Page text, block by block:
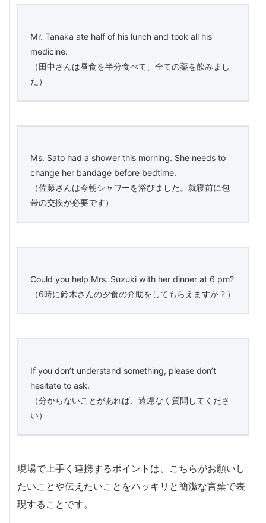
Mr. Tanaka ate half of his lunch and took all his
medicine.
（田中さんは昼食を半分食べて、全ての薬を飲みまし
た）
Ms. Sato had a shower this morning. She needs to
change her bandage before bedtime.
（佐藤さんは今朝シャワーを浴びました。就寝前に包
帯の交換が必要です）
Could you help Mrs. Suzuki with her dinner at 6 pm?
（6時に鈴木さんの夕食の介助をしてもらえますか？）
If you don’t understand something, please don’t
hesitate to ask.
（分からないことがあれば、遠慮なく質問してくださ
い）
現場で上手く連携するポイントは、こちらがお願いし
たいことや伝えたいことをハッキリと簡潔な言葉で表
現することです。